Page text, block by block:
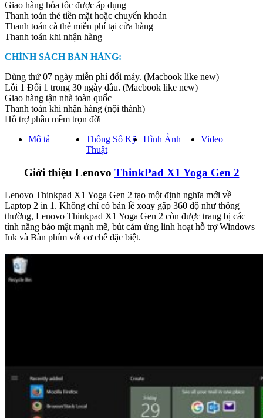
8G
256GB
QHD
quantity
Giao hàng hỏa tốc được áp dụng
Thanh toán thẻ tiền mặt hoặc chuyển khoản
Thanh toán cà thẻ miễn phí tại cửa hàng
Thanh toán khi nhận hàng
CHÍNH SÁCH BÁN HÀNG:
Dùng thử 07 ngày miễn phí đổi máy. (Macbook like new)
Lỗi 1 Đổi 1 trong 30 ngày đầu. (Macbook like new)
Giao hàng tận nhà toàn quốc
Thanh toán khi nhận hàng (nội thành)
Hỗ trợ phần mềm trọn đời
Mô tả
Thông Số Kỹ
Thuật
Hình Ảnh Video
Giới thiệu Lenovo ThinkPad X1 Yoga Gen 2
Lenovo Thinkpad X1 Yoga Gen 2 tạo một định nghĩa mới về
Laptop 2 in 1. Không chỉ có bản lề xoay gập 360 độ như thông
thường, Lenovo Thinkpad X1 Yoga Gen 2 còn được trang bị các
tính năng bảo mật mạnh mẽ, bút cảm ứng linh hoạt hỗ trợ Windows
Ink và Bàn phím với cơ chế đặc biệt.